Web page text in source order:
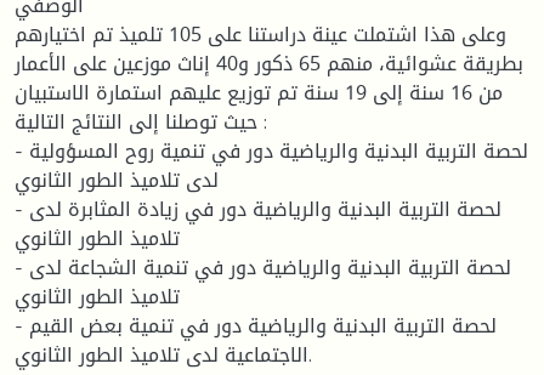
وعلى هذا اشتملت عينة دراستنا على 105 تلميذ تم اختيارهم
بطريقة عشوائية، منهم 65 ذكور و40 إناث موزعين على الأعمار
من 16 سنة إلى 19 سنة تم توزيع عليهم استمارة الاستبيان
حيث توصلنا إلى النتائج التالية :
- لحصة التربية البدنية والرياضية دور في تنمية روح المسؤولية
لدى تلاميذ الطور الثانوي
- لحصة التربية البدنية والرياضية دور في زيادة المثابرة لدى
تلاميذ الطور الثانوي
- لحصة التربية البدنية والرياضية دور في تنمية الشجاعة لدى
تلاميذ الطور الثانوي
- لحصة التربية البدنية والرياضية دور في تنمية بعض القيم
الاجتماعية لدى تلاميذ الطور الثانوي.